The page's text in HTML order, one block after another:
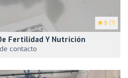
5 (7)
Fertilidad Y Nutrición
contacto